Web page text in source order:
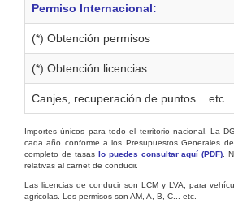
Permiso Internacional:
(*) Obtención permisos
(*) Obtención licencias
Canjes, recuperación de puntos... etc.
Importes únicos para todo el territorio nacional. La
cada año conforme a los Presupuestos Generales
completo de tasas lo puedes consultar aquí (PDF) .
relativas al carnet de conducir.
Las licencias de conducir son LCM y LVA, para
agricolas. Los permisos son AM, A, B, C... etc.